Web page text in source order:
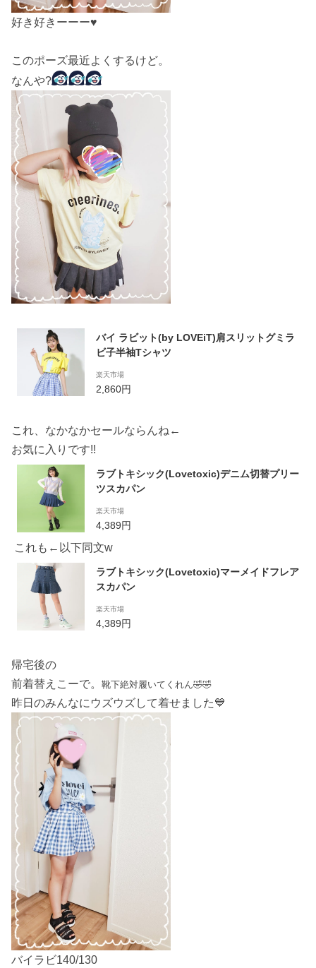
好き好きーーー♥️
このポーズ最近よくするけど。
なんや?
バイ ラビット(by LOVEiT)肩スリットグミラ
ビ子半袖Tシャツ
楽天市場
2,860円
これ、なかなかセールならんね←
お気に入りです!!
ラブトキシック(Lovetoxic)デニム切替プリー
ツスカパン
楽天市場
4,389円
これも←以下同文w
ラブトキシック(Lovetoxic)マーメイドフレア
スカパン
楽天市場
4,389円
帰宅後の
前着替えこーで。 靴下絶対履いてくれん🤣🤣
昨日のみんなにウズウズして着せました💙
バイラビ140/130